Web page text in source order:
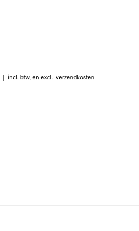
| incl. btw, en excl. verzendkosten